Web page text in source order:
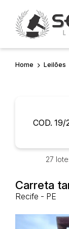
Busca por
Home Leilões
COD. 19/
27
Carreta
Recife - PE